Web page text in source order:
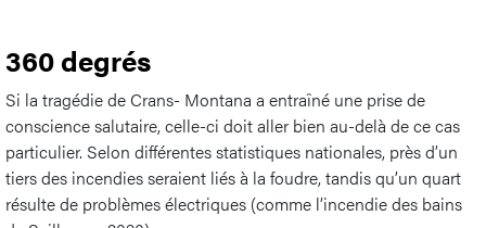
360 degrés
Si la tragédie de Crans- Montana a entraîné une prise de
conscience salutaire, celle-ci doit aller bien au-delà de ce cas
particulier. Selon différentes statistiques nationales, près d’un
tiers des incendies seraient liés à la foudre, tandis qu’un quart
résulte de problèmes électriques (comme l’incendie des bains